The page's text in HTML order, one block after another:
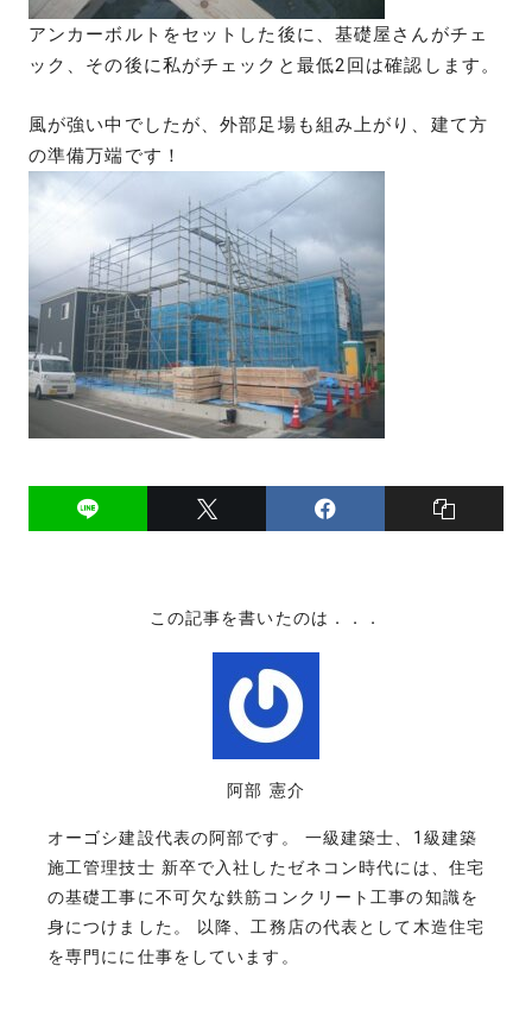
アンカーボルトをセットした後に、基礎屋さんがチェ
ック、その後に私がチェックと最低2回は確認します。
風が強い中でしたが、外部足場も組み上がり、建て方
の準備万端です！
この記事を書いたのは．．．
阿部 憲介
オーゴシ建設代表の阿部です。 一級建築士、1級建築
施工管理技士 新卒で入社したゼネコン時代には、住宅
の基礎工事に不可欠な鉄筋コンクリート工事の知識を
身につけました。 以降、工務店の代表として木造住宅
を専門にに仕事をしています。